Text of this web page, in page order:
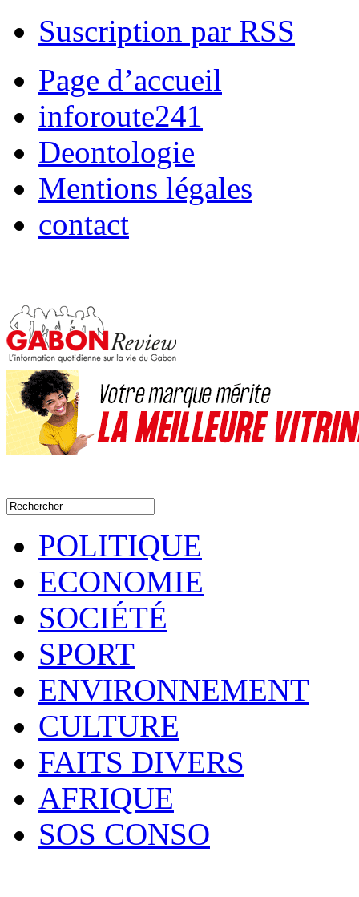
Suscription par RSS
Page d’accueil
inforoute241
Deontologie
Mentions légales
contact
POLITIQUE
ECONOMIE
SOCIÉTÉ
SPORT
ENVIRONNEMENT
CULTURE
FAITS DIVERS
AFRIQUE
SOS CONSO